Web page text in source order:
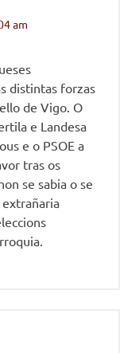
am
distintas forzas
de Vigo. O
e Landesa
e o PSOE a
tras os
se sabia o se